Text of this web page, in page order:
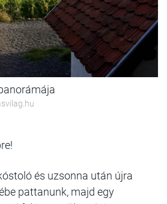
és uzsonna után újra
pattanunk, majd egy